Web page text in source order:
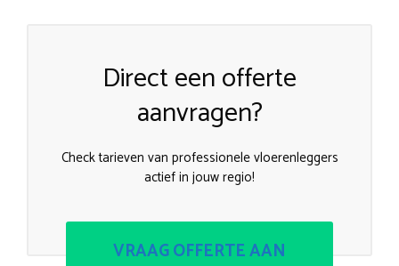
Direct een offerte
aanvragen?
Check tarieven van professionele vloerenleggers
actief in jouw regio!
VRAAG OFFERTE AAN